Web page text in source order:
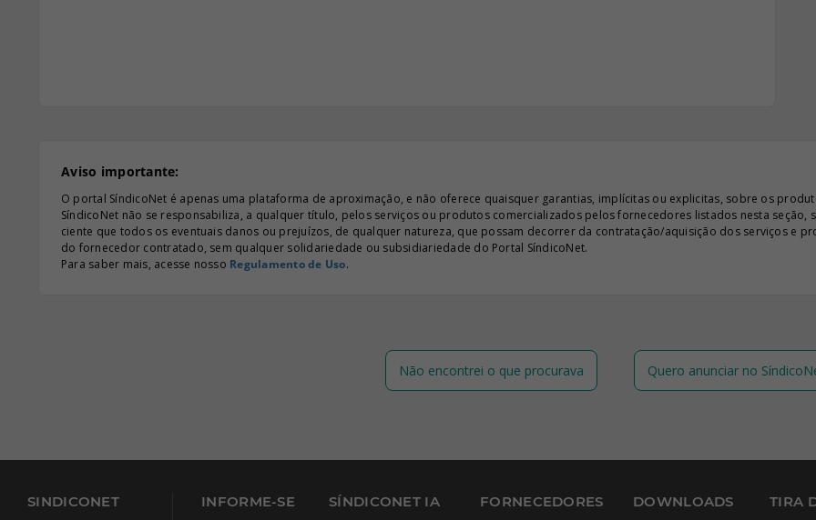
Aviso importante:
O portal SíndicoNet é apenas uma plataforma de aproximação, e não oferece quaisquer garantias, implícitas ou explicitas, sobre os
SíndicoNet não se responsabiliza, a qualquer título, pelos serviços ou produtos comercializados pelos fornecedores listados nesta
ciente que todos os eventuais danos ou prejuízos, de qualquer natureza, que possam decorrer da contratação/aquisição dos serviços e
do fornecedor contratado, sem qualquer solidariedade ou subsidiariedade do Portal SíndicoNet.
Para saber mais, acesse nosso Regulamento de Uso.
Não encontrei o que procurava Quero anunciar no
SINDICONET INFORME-SE SÍNDICONET IA FORNECEDORES DOWNLOADS TIRA